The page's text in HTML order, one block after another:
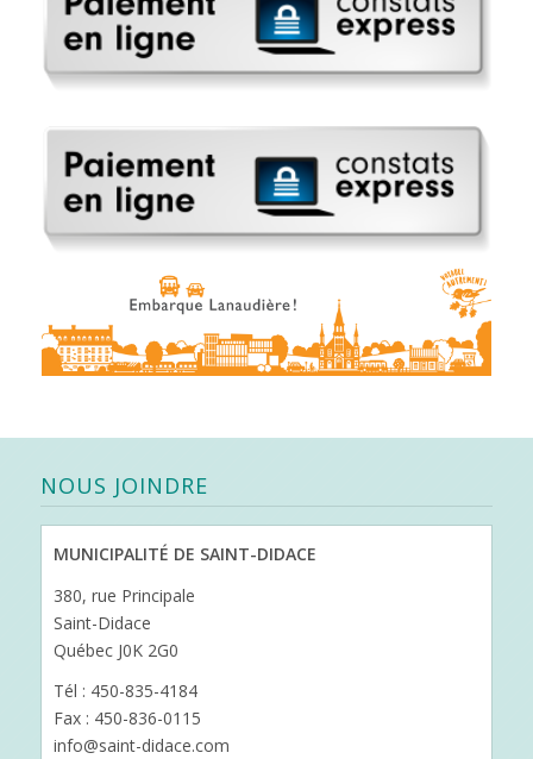
NOUS JOINDRE
MUNICIPALITÉ DE SAINT-DIDACE
380, rue Principale
Saint-Didace
Québec J0K 2G0
Tél : 450-835-4184
Fax : 450-836-0115
info@saint-didace.com